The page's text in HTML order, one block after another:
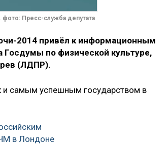
фото: Пресс-служба депутата
2014 привёл к информационным
по физической культуре,
(ЛДПР).
и самым успешным государством в
в Лондоне